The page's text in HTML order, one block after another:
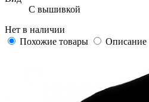
С вышивкой
Нет в наличии
Похожие товары
Описание